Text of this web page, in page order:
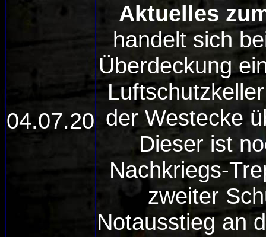
04.07.20
Aktuelles
handelt sich
Überdeckung
der Westecke
Dieser ist
Nachkriegs-
zweiter
Notausstieg an